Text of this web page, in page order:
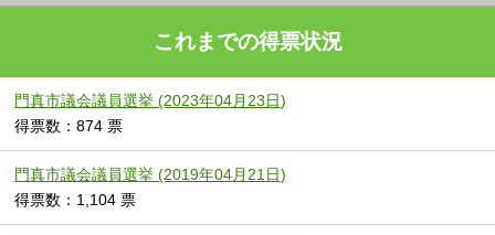
これまでの得票状況
門真市議会議員選挙 (2023年04月23日)
得票数：874 票
門真市議会議員選挙 (2019年04月21日)
得票数：1,104 票